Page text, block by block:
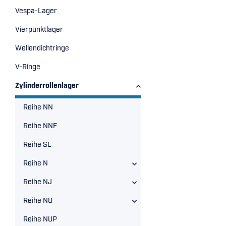
Vespa-Lager
Vierpunktlager
Wellendichtringe
V-Ringe
Zylinderrollenlager
Reihe NN
Reihe NNF
Reihe SL
Reihe N
Reihe NJ
Reihe NU
Reihe NUP